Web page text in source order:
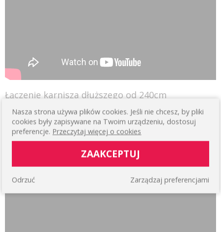
Łączenie karnisza dłuższego od 240cm
Nasza strona używa plików cookies. Jeśli nie chcesz, by pliki
cookies były zapisywane na Twoim urządzeniu, dostosuj
preferencje. Przeczytaj więcej o cookies
ZAAKCEPTUJ
Zarządzaj preferencjami
Odrzuć